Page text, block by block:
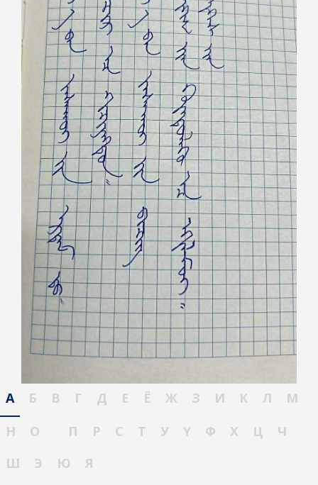
А Б В Г Д Е Ё Ж З И К Л
М
Н
О П Р С Т У Ү Ф Х Ц
Ч
Ш
Э Ю Я